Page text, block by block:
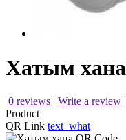
Хатым хана
0 reviews | Write a review |
Product
QR Link text_what